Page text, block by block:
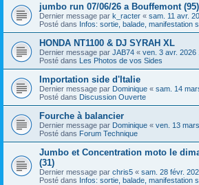
jumbo run 07/06/26 a Bouffemont (95)
Dernier message par k_racter « sam. 11 avr.
Posté dans Infos: sortie, balade, manifestation
HONDA NT1100 & DJ SYRAH XL
Dernier message par JAB74 « ven. 3 avr. 2026
Posté dans Les Photos de vos Sides
Importation side d'Italie
Dernier message par Dominique « sam. 14
Posté dans Discussion Ouverte
Fourche à balancier
Dernier message par Dominique « ven. 13
Posté dans Forum Technique
Jumbo et Concentration moto le
(31)
Dernier message par chris5 « sam. 28 févr.
Posté dans Infos: sortie, balade, manifestation